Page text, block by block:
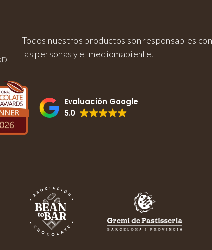
Todos nuestros productos son responsables con
las personas y el mediomabiente.
Evaluación Google
5.0